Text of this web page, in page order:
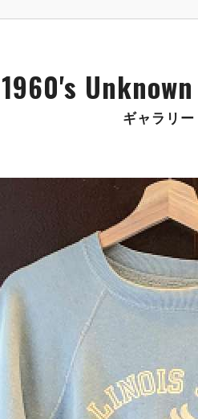
ギャラリー
1960's